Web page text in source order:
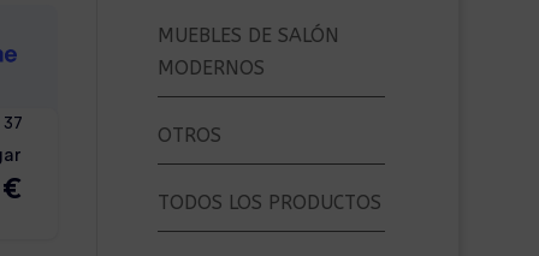
MUEBLES DE SALÓN
MODERNOS
OTROS
TODOS LOS PRODUCTOS